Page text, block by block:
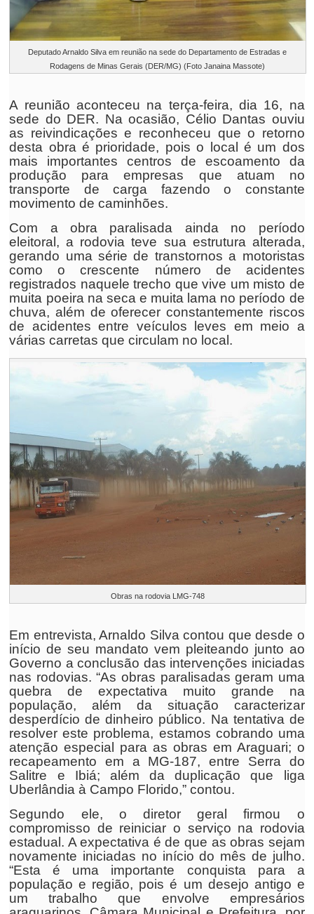
Deputado Arnaldo Silva em reunião na sede do Departamento de Estradas e
Rodagens de Minas Gerais (DER/MG) (Foto Janaina Massote)
A reunião aconteceu na terça-feira, dia 16, na
sede do DER. Na ocasião, Célio Dantas ouviu
as reivindicações e reconheceu que o retorno
desta obra é prioridade, pois o local é um dos
mais importantes centros de escoamento da
produção para empresas que atuam no
transporte de carga fazendo o constante
movimento de caminhões.
Com a obra paralisada ainda no período
eleitoral, a rodovia teve sua estrutura alterada,
gerando uma série de transtornos a motoristas
como o crescente número de acidentes
registrados naquele trecho que vive um misto de
muita poeira na seca e muita lama no período de
chuva, além de oferecer constantemente riscos
de acidentes entre veículos leves em meio a
várias carretas que circulam no local.
Obras na rodovia LMG-748
Em entrevista, Arnaldo Silva contou que desde o
início de seu mandato vem pleiteando junto ao
Governo a conclusão das intervenções iniciadas
nas rodovias. “As obras paralisadas geram uma
quebra de expectativa muito grande na
população, além da situação caracterizar
desperdício de dinheiro público. Na tentativa de
resolver este problema, estamos cobrando uma
atenção especial para as obras em Araguari; o
recapeamento em a MG-187, entre Serra do
Salitre e Ibiá; além da duplicação que liga
Uberlândia à Campo Florido,” contou.
Segundo ele, o diretor geral firmou o
compromisso de reiniciar o serviço na rodovia
estadual. A expectativa é de que as obras sejam
novamente iniciadas no início do mês de julho.
“Esta é uma importante conquista para a
população e região, pois é um desejo antigo e
um trabalho que envolve empresários